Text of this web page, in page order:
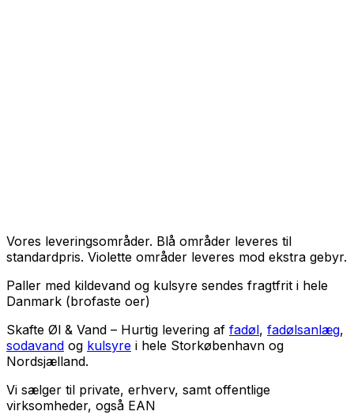
Vores leveringsområder. Blå områder leveres til
standardpris. Violette områder leveres mod ekstra gebyr.
Paller med kildevand og kulsyre sendes fragtfrit i hele
Danmark (brofaste oer)
Skafte Øl & Vand – Hurtig levering af fadøl, fadølsanlæg,
sodavand og kulsyre i hele Storkøbenhavn og
Nordsjælland.
Vi sælger til private, erhverv, samt offentlige
virksomheder, også EAN